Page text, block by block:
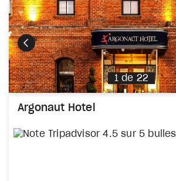
Précédent
1 de 22
Argonaut Hotel